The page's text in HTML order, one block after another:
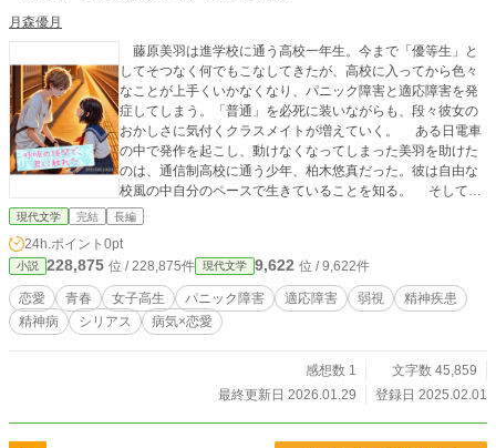
月森優月
藤原美羽は進学校に通う高校一年生。今まで「優等生」と
してそつなく何でもこなしてきたが、高校に入ってから色々
なことが上手くいかなくなり、パニック障害と適応障害を発
症してしまう。「普通」を必死に装いながらも、段々彼女の
おかしさに気付くクラスメイトが増えていく。 ある日電車
の中で発作を起こし、動けなくなってしまった美羽を助けた
のは、通信制高校に通う少年、柏木悠真だった。彼は自由な
校風の中自分のペースで生きていることを知る。 そして彼
にも、普通に生きられないハンデを密かに抱えていた。 悠
までも、生きていけるのかもしれない」 そう思えるようにな
ったとき、美羽は初めて自分の本当の気持ちを伝えたいと思
うようになった。 これは、「普通」になれなかった二人が、
壊れたままでも共に歩んでいく物語。
現代文学 完結 長編
24h.ポイント 0pt
小説 228,875 位 / 228,875件 現代文学 9,622 位 / 9,622件
恋愛 青春 女子高生 パニック障害 適応障害 弱視
精神疾患
精神病
シリアス 病気×恋愛
感想数 1
文字数 45,859
最終更新日 2026.01.29
登録日 2025.02.01